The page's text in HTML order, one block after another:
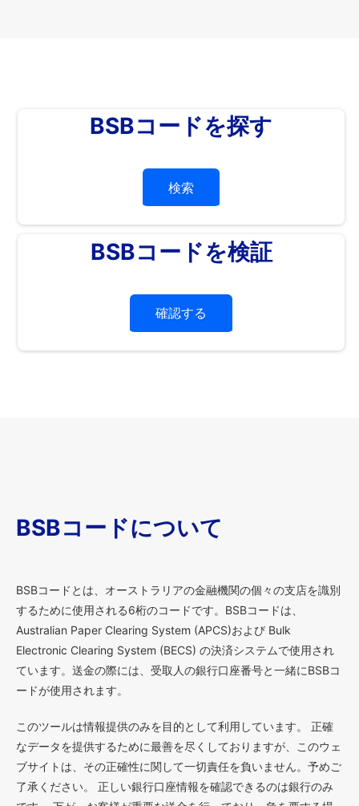
BSBコードを探す
検索
BSBコードを検証
確認する
BSBコードについて
BSBコードとは、オーストラリアの金融機関の個々の支店を識別
するために使用される6桁のコードです。BSBコードは、
Australian Paper Clearing System (APCS)および Bulk
Electronic Clearing System (BECS) の決済システムで使用され
ています。送金の際には、受取人の銀行口座番号と一緒にBSBコ
ードが使用されます。
このツールは情報提供のみを目的として利用しています。 正確
なデータを提供するために最善を尽くしておりますが、このウェ
ブサイトは、その正確性に関して一切責任を負いません。予めご
了承ください。 正しい銀行口座情報を確認できるのは銀行のみ